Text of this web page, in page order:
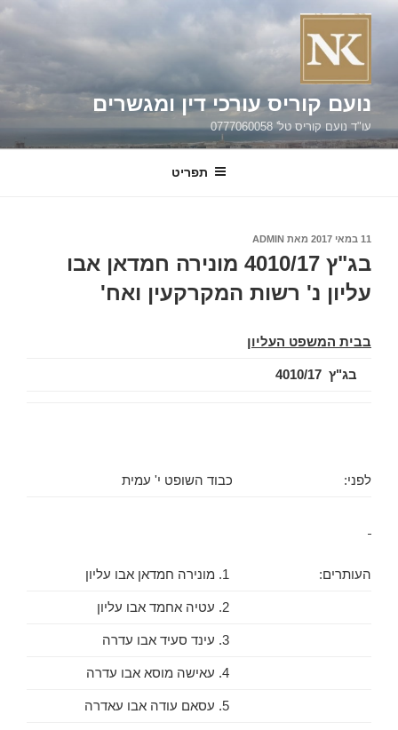
דילוג
נועם קוריס עורכי דין ומגשרים
עו"ד נועם קוריס טל' 0777060058
תפריט
פורסם
11 במאי 2017 מאת ADMIN
בג"ץ 4010/17 מונירה חמדאן אבו
עליון נ' רשות המקרקעין ואח'
בבית המשפט העליון
בג"ץ 4010/17
לפני: כבוד השופט י' עמית
העותרים: 1. מונירה חמדאן אבו עליון
2. עטיה אחמד אבו עליון
3. עינד סעיד אבו עדרה
4. עאישה מוסא אבו עדרה
5. עסאם עודה אבו עאדרה